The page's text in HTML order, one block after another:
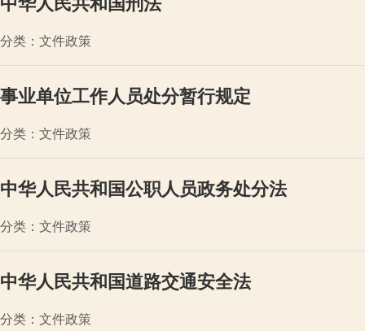
分类：文件政策
事业单位工作人员处分暂行规定
分类：文件政策
中华人民共和国公职人员政务处分法
分类：文件政策
中华人民共和国道路交通安全法
分类：文件政策